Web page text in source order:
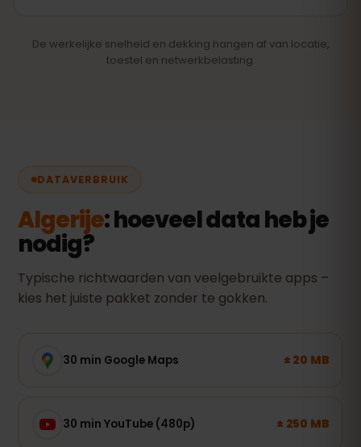
De werkelijke snelheid en dekking hangen af van locatie,
toestel en netwerkbelasting.
DATAVERBRUIK
Algerije: hoeveel data heb je
nodig?
Typische richtwaarden van veelgebruikte apps –
kies het juiste pakket zonder te gokken.
30 min Google Maps ± 20 MB
30 min YouTube (480p) ± 250 MB